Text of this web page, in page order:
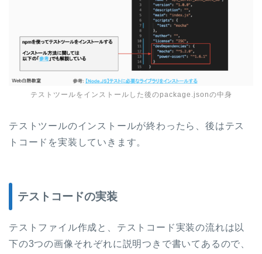
テストツールをインストールした後のpackage.jsonの中身
テストツールのインストールが終わったら、後はテス
トコードを実装していきます。
テストコードの実装
テストファイル作成と、テストコード実装の流れは以
下の3つの画像それぞれに説明つきで書いてあるので、